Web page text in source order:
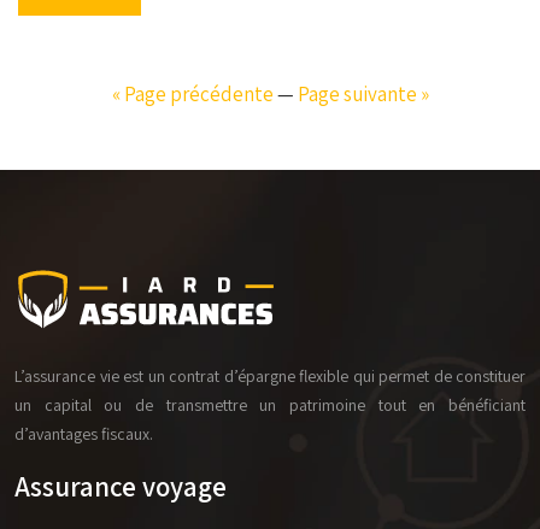
« Page précédente— Page suivante »
L’assurance vie est un contrat d’épargne flexible qui permet de constituer
un capital ou de transmettre un patrimoine tout en bénéficiant
d’avantages fiscaux.
Assurance voyage